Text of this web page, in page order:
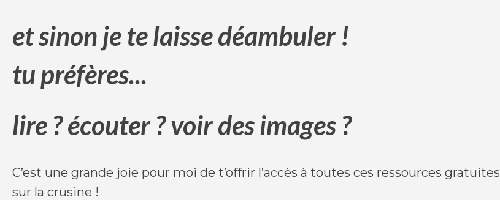
et sinon je te laisse déambuler !
tu préfères...
lire ? écouter ? voir des images ?
C’est une grande joie pour moi de t’offrir l’accès à toutes ces ressources gratuites
sur la crusine !